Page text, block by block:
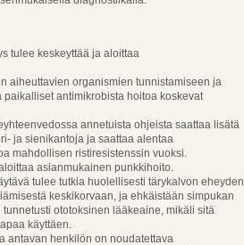
tulee keskeyttää ja aloittaa
aiheuttavien organismien tunnistamiseen ja
antimikrobista hoitoa koskevat
annetuista ohjeista saattaa lisätä
ja sienikantoja ja saattaa alentaa
mahdollisen ristiresistenssin vuoksi.
asianmukainen punkkihoito.
tulee tutkia huolellisesti tärykalvon eheyden
keskikorvaan, ja ehkäistään simpukan
ototoksinen lääkeaine, mikäli sitä
käyttäen.
antavan henkilön on noudatettava